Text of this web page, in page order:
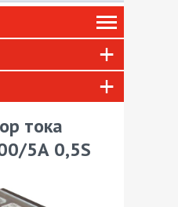
тока
5А 0,5S